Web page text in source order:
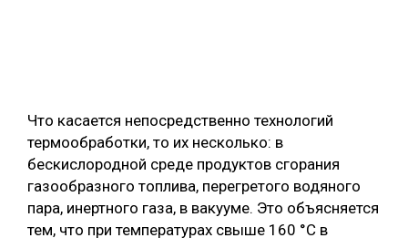
Что касается непосредственно технологий
термообработки, то их несколько: в
бескислородной среде продуктов сгорания
газообразного топлива, перегретого водяного
пара, инертного газа, в вакууме. Это объясняется
тем, что при температурах свыше 160 °С в